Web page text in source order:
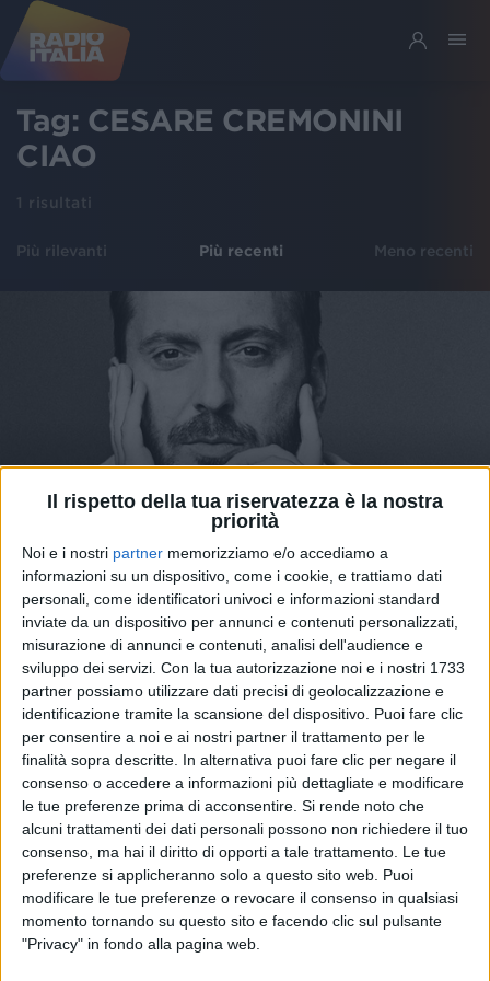
Il rispetto della tua riservatezza è la nostra
priorità
Noi e i nostri partner memorizziamo e/o accediamo a
informazioni su un dispositivo, come i cookie, e trattiamo dati
personali, come identificatori univoci e informazioni standard
inviate da un dispositivo per annunci e contenuti personalizzati,
misurazione di annunci e contenuti, analisi dell'audience e
sviluppo dei servizi. Con la tua autorizzazione noi e i nostri 1733
partner possiamo utilizzare dati precisi di geolocalizzazione e
identificazione tramite la scansione del dispositivo. Puoi fare clic
per consentire a noi e ai nostri partner il trattamento per le
finalità sopra descritte. In alternativa puoi fare clic per negare il
consenso o accedere a informazioni più dettagliate e modificare
le tue preferenze prima di acconsentire. Si rende noto che
alcuni trattamenti dei dati personali possono non richiedere il tuo
consenso, ma hai il diritto di opporti a tale trattamento. Le tue
preferenze si applicheranno solo a questo sito web. Puoi
modificare le tue preferenze o revocare il consenso in qualsiasi
momento tornando su questo sito e facendo clic sul pulsante
"Privacy" in fondo alla pagina web.
Tag: CESARE CREMONINI
CIAO
1 risultati
Più rilevanti Più recenti Meno recenti
NEWS 18 set 2020
Cesare Cremonini: ecco il video del nuovo
singolo “Ciao”
È stato realizzato con una tecnologia 3D mai usata in
Italia
diAndrea Basso